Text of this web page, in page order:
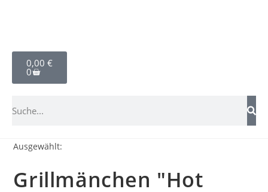
0,00 €
0
Ausgewählt:
Grillmänchen "Hot